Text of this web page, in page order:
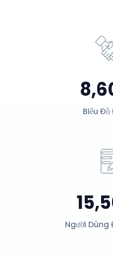
Biểu
Người Dùng